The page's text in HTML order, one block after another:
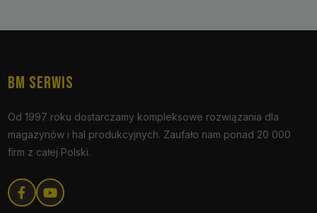
BM SERWIS
Od 1997 roku dostarczamy kompleksowe rozwiązania dla
magazynów i hal produkcyjnych. Zaufało nam ponad 20 000
firm z całej Polski.